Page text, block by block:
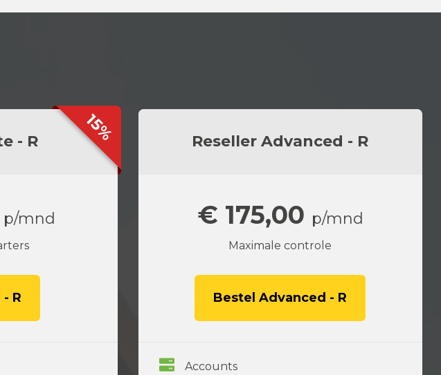
15%
- R
p/mnd
R
Reseller Advanced - R
€ 175,00 p/mnd
Maximale controle
Bestel Advanced - R
Accounts